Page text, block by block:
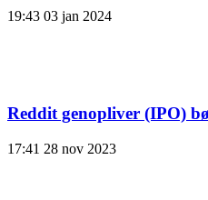
19:43 03 jan 2024
Reddit genopliver (IPO)
17:41 28 nov 2023